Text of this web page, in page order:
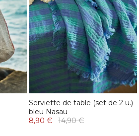
Serviette de table (set de 2 u.)
bleu Nasau
8,90 €
14,90 €